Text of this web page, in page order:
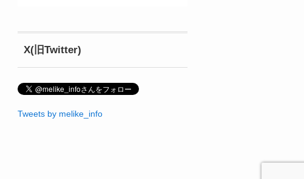
X(旧Twitter)
Tweets by melike_info